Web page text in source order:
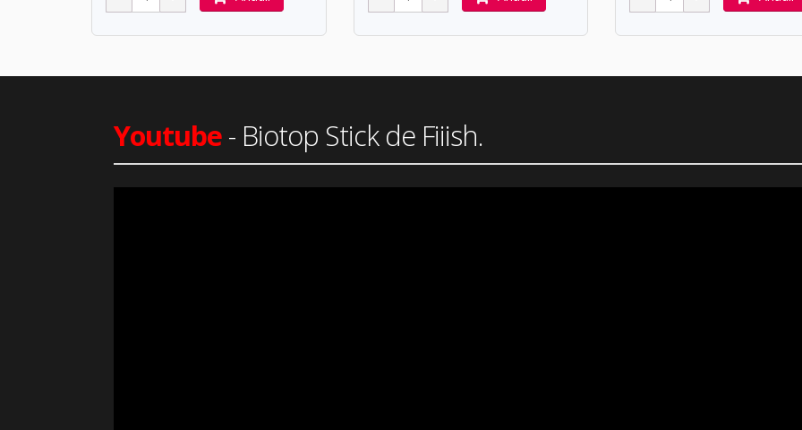
Youtube- Biotop Stick de Fiiish.